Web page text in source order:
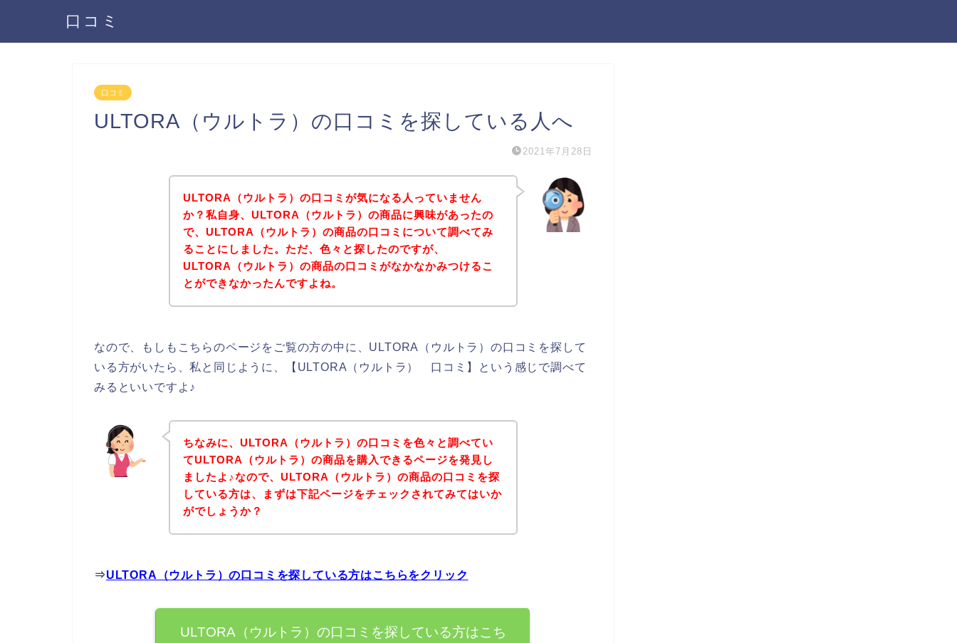
口コミ
口コミ
ULTORA（ウルトラ）の口コミを探している人へ
2021年7月28日
ULTORA（ウルトラ）の口コミが気になる人っていません
か？私自身、ULTORA（ウルトラ）の商品に興味があったの
で、ULTORA（ウルトラ）の商品の口コミについて調べてみ
ることにしました。ただ、色々と探したのですが、
ULTORA（ウルトラ）の商品の口コミがなかなかみつけるこ
とができなかったんですよね。
なので、もしもこちらのページをご覧の方の中に、ULTORA（ウルトラ）の口コミを探して
いる方がいたら、私と同じように、【ULTORA（ウルトラ） 口コミ】という感じで調べて
みるといいですよ♪
ちなみに、ULTORA（ウルトラ）の口コミを色々と調べてい
てULTORA（ウルトラ）の商品を購入できるページを発見し
ましたよ♪なので、ULTORA（ウルトラ）の商品の口コミを探
している方は、まずは下記ページをチェックされてみてはいか
がでしょうか？
⇒ULTORA（ウルトラ）の口コミを探している方はこちらをクリック
ULTORA（ウルトラ）の口コミを探している方はこち